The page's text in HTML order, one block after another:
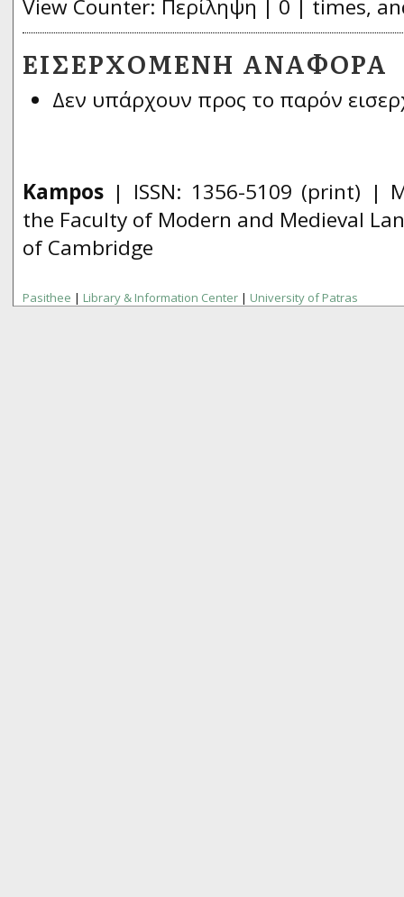
View Counter: Περίληψη | 0 | times,
ΕΙΣΕΡΧΌΜΕΝΗ ΑΝΑΦΟΡΆ
Δεν υπάρχουν προς το παρόν
Kampos | ISSN: 1356­-5109 (print) |
the Faculty of Modern and Medieval
of Cambridge
Pasithee | Library & Information Center | University of Patras